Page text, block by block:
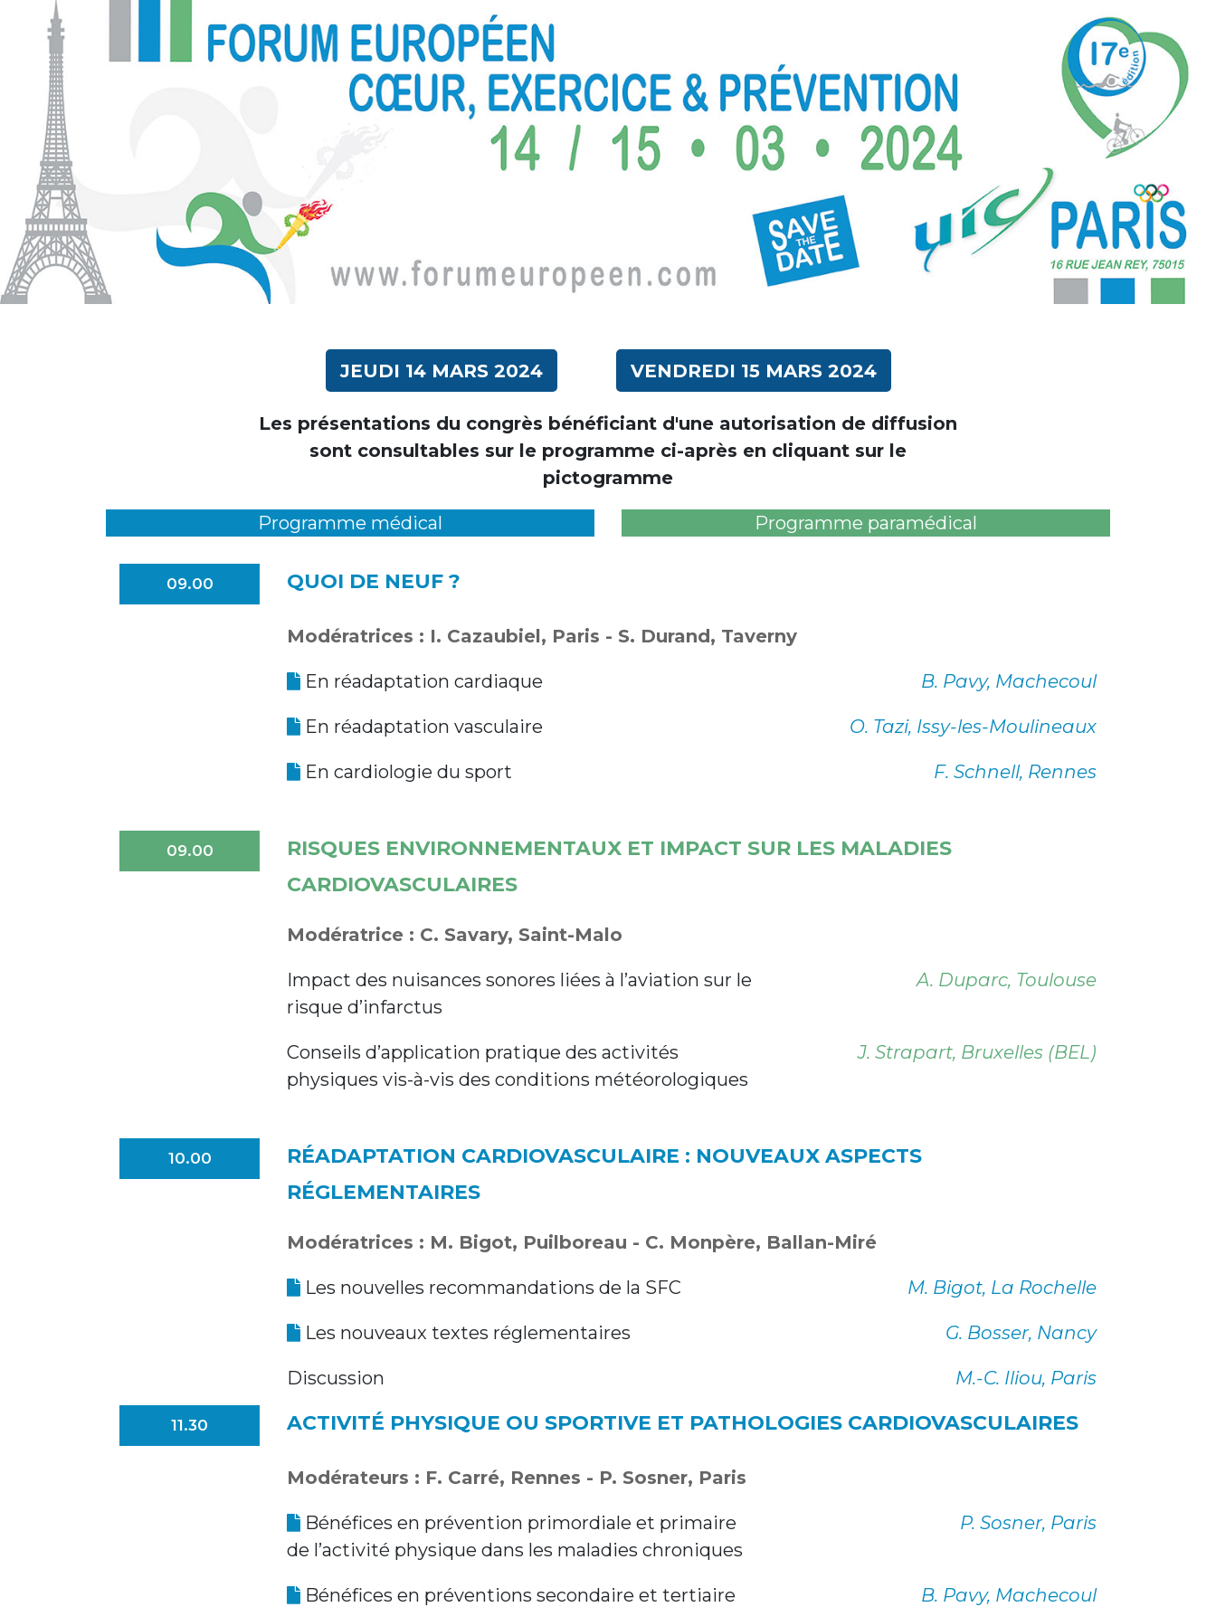
JEUDI 14 MARS 2024 VENDREDI 15 MARS 2024
Les présentations du congrès bénéficiant d'une autorisation de diffusion
sont consultables sur le programme ci-après en cliquant sur le
pictogramme
Programme médical Programme paramédical
09.00 QUOI DE NEUF ?
Modératrices : I. Cazaubiel, Paris - S. Durand, Taverny
En réadaptation cardiaque B. Pavy, Machecoul
En réadaptation vasculaire O. Tazi, Issy-les-Moulineaux
En cardiologie du sport F. Schnell, Rennes
09.00
RISQUES ENVIRONNEMENTAUX ET IMPACT SUR LES MALADIES
CARDIOVASCULAIRES
Modératrice : C. Savary, Saint-Malo
Impact des nuisances sonores liées à l’aviation sur le
risque d’infarctus
A. Duparc, Toulouse
Conseils d’application pratique des activités
physiques vis-à-vis des conditions météorologiques
J. Strapart, Bruxelles (BEL)
10.00
RÉADAPTATION CARDIOVASCULAIRE : NOUVEAUX ASPECTS
RÉGLEMENTAIRES
Modératrices : M. Bigot, Puilboreau - C. Monpère, Ballan-Miré
Les nouvelles recommandations de la SFC M. Bigot, La Rochelle
Les nouveaux textes réglementaires G. Bosser, Nancy
Discussion M.-C. Iliou, Paris
11.30 ACTIVITÉ PHYSIQUE OU SPORTIVE ET PATHOLOGIES CARDIOVASCULAIRES
Modérateurs : F. Carré, Rennes - P. Sosner, Paris
Bénéfices en prévention primordiale et primaire
de l’activité physique dans les maladies chroniques
P. Sosner, Paris
Bénéfices en préventions secondaire et tertiaire B. Pavy, Machecoul